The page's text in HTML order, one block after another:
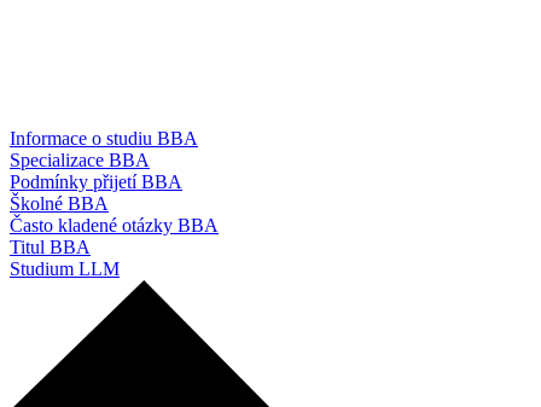
Informace o studiu BBA
Specializace BBA
Podmínky přijetí BBA
Školné BBA
Často kladené otázky BBA
Titul BBA
Studium LLM